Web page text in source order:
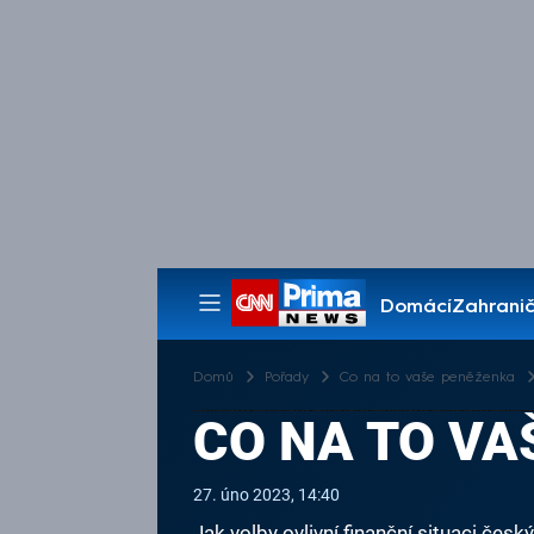
Domácí
Pořady
Domů Pořady Co na to vaše peněženka
CO NA TO
27. úno 2023, 14:40